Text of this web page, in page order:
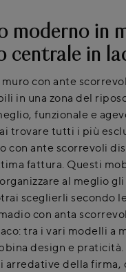
moderno in
centrale in
con ante
in una zona del
funzionale e
trovare tutti i più
con ante scorrevoli
fattura. Questi
al meglio
sceglierli secondo
con anta
tra i vari modelli a
design e praticità.
arredative della firma,